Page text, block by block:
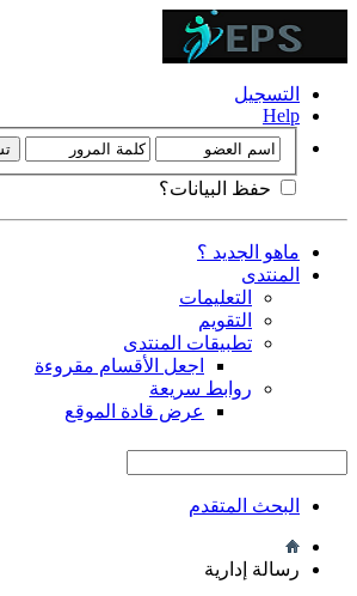
التسجيل
Help
حفظ البيانات؟
ماهو الجديد ؟
المنتدى
التعليمات
التقويم
تطبيقات المنتدى
اجعل الأقسام مقروءة
روابط سريعة
عرض قادة الموقع
البحث المتقدم
رسالة إدارية